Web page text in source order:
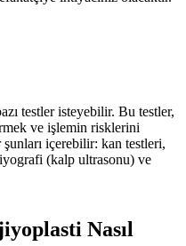
testler isteyebilir. Bu testler,
ve işlemin risklerini
içerebilir: kan testleri,
(kalp ultrasonu) ve
Nasıl